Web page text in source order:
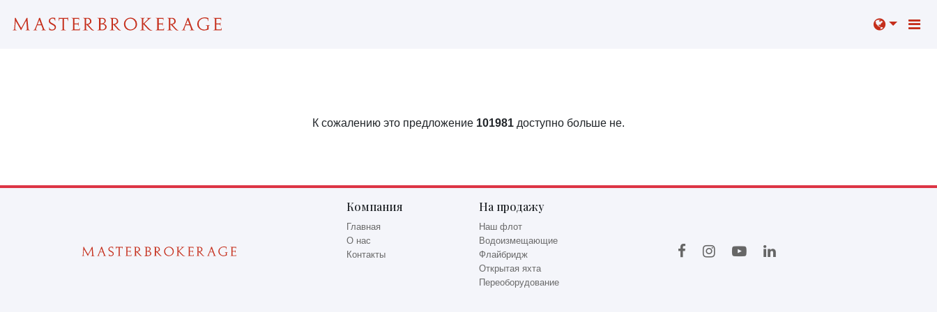
К сожалению это предложение 101981 доступно больше не.
Компания
Главная
О нас
Контакты
На продажу
Наш флот
Водоизмещающие
Флайбридж
Открытая яхта
Переоборудование